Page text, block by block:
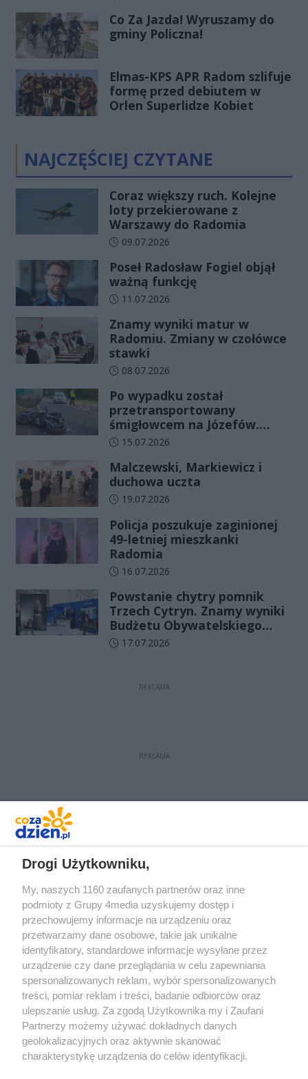
Co Za Jazda! Wyruszamy do
gminy Policzna!
Elmas-KPS APR Radom szlifuje
formę przed debiutem w
Orlen Superlidze Kobiet
NAJCZĘŚCIEJ CZYTANE
Coraz większy ruch. Kolejne
loty przekierowane z
Warszawy do Radomia
Data dodania artykułu:
09.07.2026
Poseł Radosław Fogiel objął
ważną funkcję
Data dodania artykułu:
11.07.2026
Znamy wyniki matur w
Radomiu. Zmiany w czołówce
stawki
Data dodania artykułu:
08.07.2026
Po wypadku został
przetransportowany
śmigłowcem na Józefów.
Historia mrozi krew w żyłach
Data dodania artykułu:
15.07.2026
Malczewski, Markiewicz i
duchowa uczta
Data dodania artykułu:
19.07.2026
Policja poszukuje zaginionej
49-letniej mieszkanki
Radomia
Data dodania artykułu:
16.07.2026
Powstanie chytry pomnik
Trzech Cytryn. Znamy wyniki
Budżetu Obywatelskiego
2027
Data dodania artykułu:
17.07.2026
REKLAMA
REKLAMA
Redakcja Reklama Prywatność
Praca Łódź
the:protocol
Drogi Użytkowniku,
My, naszych 1160 zaufanych partnerów oraz inne
podmioty z Grupy 4media uzyskujemy dostęp i
przechowujemy informacje na urządzeniu oraz
przetwarzamy dane osobowe, takie jak unikalne
identyfikatory, standardowe informacje wysyłane przez
urządzenie czy dane przeglądania w celu zapewniania
spersonalizowanych reklam, wybór spersonalizowanych
treści, pomiar reklam i treści, badanie odbiorców oraz
ulepszanie usług. Za zgodą Użytkownika my i Zaufani
Partnerzy możemy używać dokładnych danych
geolokalizacyjnych oraz aktywnie skanować
charakterystykę urządzenia do celów identyfikacji.